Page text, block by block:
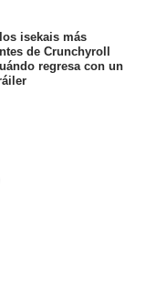
isekais más
de Crunchyroll
regresa con un